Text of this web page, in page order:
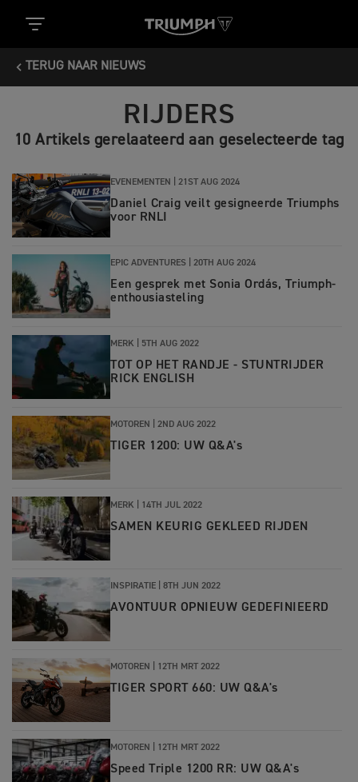
TERUG NAAR NIEUWS
RIJDERS
10 Artikels gerelaateerd aan geselecteerde tag
EVENEMENTEN | 21ST AUG 2024
Daniel Craig veilt gesigneerde Triumphs
voor RNLI
EPIC ADVENTURES | 20TH AUG 2024
Een gesprek met Sonia Ordás, Triumph-
enthousiasteling
MERK | 5TH AUG 2022
TOT OP HET RANDJE - STUNTRIJDER
RICK ENGLISH
MOTOREN | 2ND AUG 2022
TIGER 1200: UW Q&A's
MERK | 14TH JUL 2022
SAMEN KEURIG GEKLEED RIJDEN
INSPIRATIE | 8TH JUN 2022
AVONTUUR OPNIEUW GEDEFINIEERD
MOTOREN | 12TH MRT 2022
TIGER SPORT 660: UW Q&A's
MOTOREN | 12TH MRT 2022
Speed Triple 1200 RR: UW Q&A's